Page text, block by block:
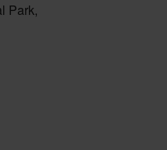
Park,